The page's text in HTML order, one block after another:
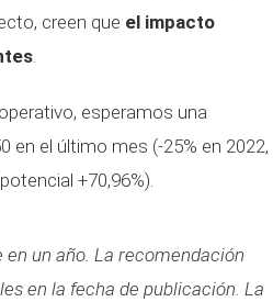
creen que el impacto
.
esperamos una
en el último mes (-25% en 2022,
+70,96%).
un año. La recomendación
en la fecha de publicación. La